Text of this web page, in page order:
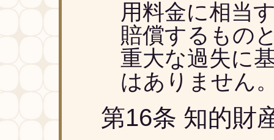
用料金に相当
賠償するもの
重大な過失に
はありません
第16条 知的財